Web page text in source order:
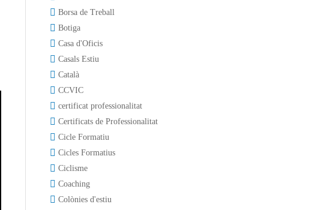
Borsa de Treball
Botiga
Casa d'Oficis
Casals Estiu
Català
CCVIC
certificat professionalitat
Certificats de Professionalitat
Cicle Formatiu
Cicles Formatius
Ciclisme
Coaching
Colònies d'estiu